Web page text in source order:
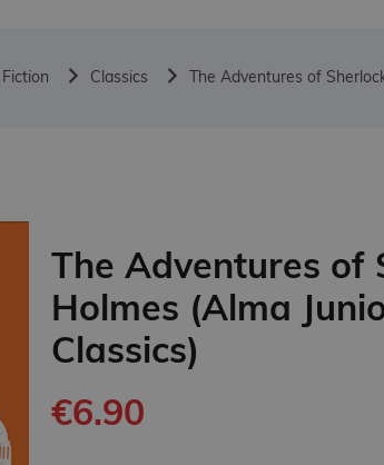
Fiction Classics The Adventures of
The Adventures of
Holmes (Alma
Classics)
€6.90